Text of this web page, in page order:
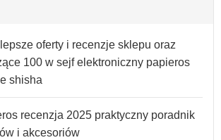
oferty i recenzje sklepu oraz
100 w sejf elektroniczny papieros
shisha
recenzja 2025 praktyczny poradnik
i akcesoriów